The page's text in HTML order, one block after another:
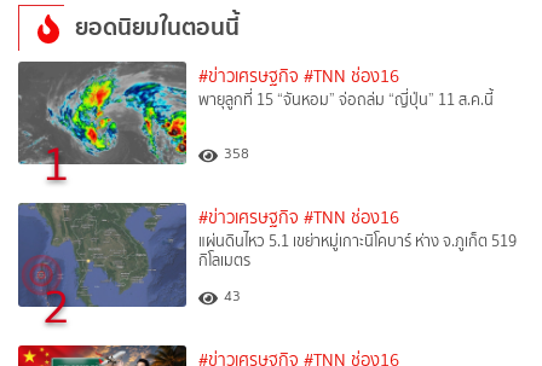
ยอดนิยมในตอนนี้
1
#ข่าวเศรษฐกิจ #TNN ช่อง16
พายุลูกที่ 15 “จันหอม” จ่อถล่ม “ญี่ปุ่น” 11 ส.ค.นี้
358
2
#ข่าวเศรษฐกิจ #TNN ช่อง16
แผ่นดินไหว 5.1 เขย่าหมู่เกาะนิโคบาร์ ห่าง จ.ภูเก็ต 519
กิโลเมตร
43
#ข่าวเศรษฐกิจ #TNN ช่อง16